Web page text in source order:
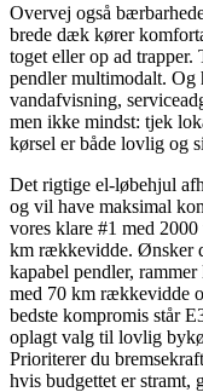
Overvej også
brede dæk kører
toget eller op ad
pendler multimodalt. Og
vandafvisning,
men ikke mindst: tjek
kørsel er både lovlig og
Det rigtige el-løbehjul
og vil have maksimal
vores klare #1 med
km rækkevidde. Ønsker
kapabel pendler,
med 70 km rækkevidde
bedste kompromis står
oplagt valg til lovlig
Prioriterer du
hvis budgettet er